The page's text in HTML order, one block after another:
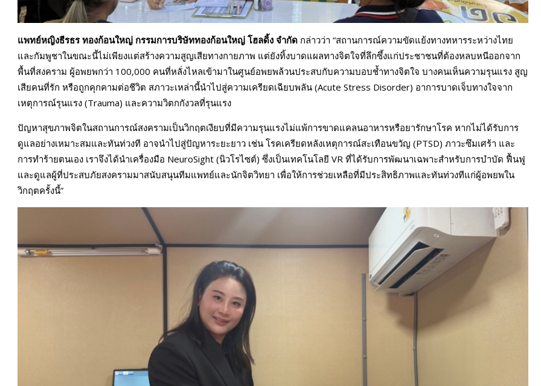
แพทย์หญิงธีรธรทองก้อนใหญ่ กรรมการบริษัททองก้อนใหญ่ โฮลดิ้ง จำกัด กล่าวว่า “สถานการณ์ความขัดแย้งทางทหารระหว่างไทย
และกัมพูชาในขณะนี้ไม่เพียงแต่สร้างความสูญเสียทางกายภาพ แต่ยังทิ้งบาดแผลทางจิตใจที่ลึกซึ้งแก่ประชาชนที่ต้องหลบหนีออกจาก
พื้นที่สงคราม ผู้อพยพกว่า 100,000 คนที่หลั่งไหลเข้ามาในศูนย์อพยพล้วนประสบกับความบอบช้ำทางจิตใจ บางคนเห็นความรุนแรง สูญ
เสียคนที่รัก หรือถูกคุกคามต่อชีวิต สภาวะเหล่านี้นำไปสู่ความเครียดเฉียบพลัน (Acute Stress Disorder) อาการบาดเจ็บทางใจจาก
เหตุการณ์รุนแรง (Trauma) และความวิตกกังวลที่รุนแรง
ปัญหาสุขภาพจิตในสถานการณ์สงครามเป็นวิกฤตเงียบที่มีความรุนแรงไม่แพ้การขาดแคลนอาหารหรือยารักษาโรค หากไม่ได้รับการ
ดูแลอย่างเหมาะสมและทันท่วงที อาจนำไปสู่ปัญหาระยะยาว เช่น โรคเครียดหลังเหตุการณ์สะเทือนขวัญ (PTSD) ภาวะซึมเศร้า และ
การทำร้ายตนเอง เราจึงได้นำเครื่องมือ NeuroSight (นิวโรไซต์) ซึ่งเป็นเทคโนโลยี VR ที่ได้รับการพัฒนาเฉพาะสำหรับการบำบัด ฟื้นฟู
และดูแลผู้ที่ประสบภัยสงครามมาสนับสนุนทีมแพทย์และนักจิตวิทยา เพื่อให้การช่วยเหลือที่มีประสิทธิภาพและทันท่วงทีแก่ผู้อพยพใน
วิกฤตครั้งนี้”